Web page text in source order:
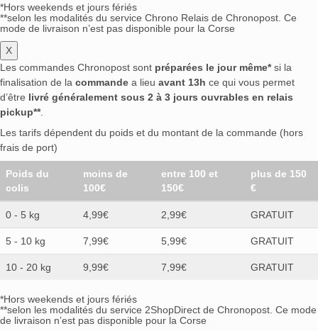
*Hors weekends et jours fériés
**selon les modalités du service Chrono Relais de Chronopost. Ce
mode de livraison n’est pas disponible pour la Corse
X
Les commandes Chronopost sont préparées le jour même*si la
finalisation de la commande a lieu avant 13h ce qui vous permet
d’être livré généralement sous 2 à 3 jours ouvrables en relais
pickup**.
Les tarifs dépendent du poids et du montant de la commande (hors
frais de port)
Poids du
colis
moins de
100€
entre 100 et
150€
plus de 150
€
0 - 5 kg 4,99€ 2,99€ GRATUIT
5 - 10 kg 7,99€ 5,99€ GRATUIT
10 - 20 kg 9,99€ 7,99€ GRATUIT
*Hors weekends et jours fériés
**selon les modalités du service 2ShopDirect de Chronopost. Ce mode
de livraison n’est pas disponible pour la Corse